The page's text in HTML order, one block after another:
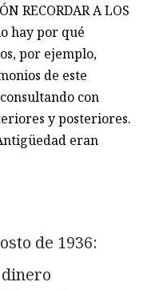
RECORDAR A LOS
hay por qué
por ejemplo,
de este
con
y posteriores.
eran
de 1936: